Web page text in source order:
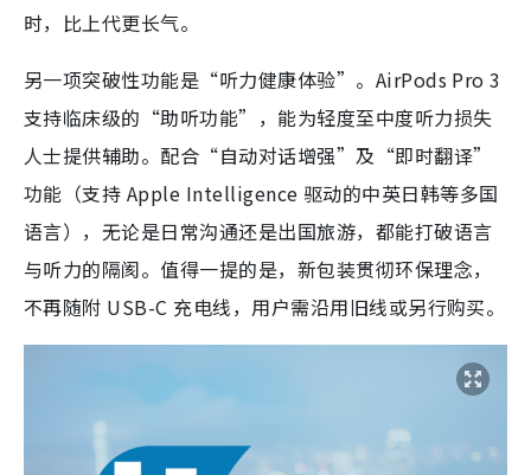
时，比上代更长气。
另一项突破性功能是“听力健康体验”。AirPods Pro 3
支持临床级的“助听功能”，能为轻度至中度听力损失
人士提供辅助。配合“自动对话增强”及“即时翻译”
功能（支持 Apple Intelligence 驱动的中英日韩等多国
语言），无论是日常沟通还是出国旅游，都能打破语言
与听力的隔阂。值得一提的是，新包装贯彻环保理念，
不再随附 USB-C 充电线，用户需沿用旧线或另行购买。